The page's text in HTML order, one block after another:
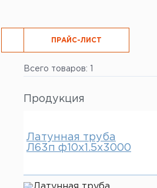
ПРАЙС-ЛИСТ
РЕЗКА
Всего товаров: 1
Продукция
Латунная труба
Л63п ф10х1.5х3000